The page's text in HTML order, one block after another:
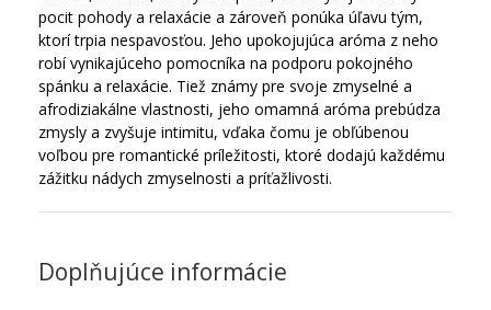
pocit pohody a relaxácie a zároveň ponúka úľavu tým,
ktorí trpia nespavosťou. Jeho upokojujúca aróma z neho
robí vynikajúceho pomocníka na podporu pokojného
spánku a relaxácie. Tiež známy pre svoje zmyselné a
afrodiziakálne vlastnosti, jeho omamná aróma prebúdza
zmysly a zvyšuje intimitu, vďaka čomu je obľúbenou
voľbou pre romantické príležitosti, ktoré dodajú každému
zážitku nádych zmyselnosti a príťažlivosti.
Doplňujúce informácie